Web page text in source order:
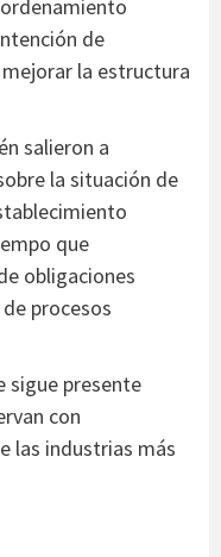
de
la estructura
salieron a
la situación de
que
obligaciones
procesos
sigue presente
con
las industrias más